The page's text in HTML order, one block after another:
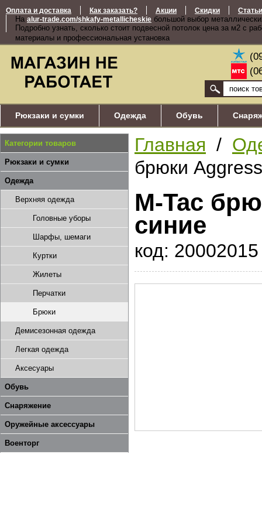
Оплата и доставка Как заказать? Акции Скидки Статьи
На alur-trade.com/shkafy-metallicheskie большой выбор
Подробно узнать, сколько стоит подвесной потолок цена за м2 с
материалы и профессиональная установка
Рюкзаки и сумки Одежда Обувь
Категории товаров
Рюкзаки и сумки
Одежда
Верхняя одежда
Головные уборы
Шарфы, шемаги
Куртки
Жилеты
Перчатки
Брюки
Демисезонная одежда
Легкая одежда
Аксесуары
Обувь
Снаряжение
Оружейные аксессуары
Военторг
Главная /
брюки
M-Tac
синие
код: 20002015